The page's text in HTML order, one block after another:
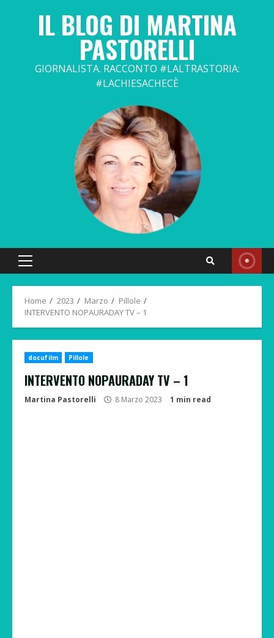
IL BLOG DI MARTINA
PASTORELLI
GIORNALISTA. RACCONTO #LALTRASTORIA:
#LACHIESACHECÈ
Primary
Home 2023 Marzo
Pillole
INTERVENTO NOPAURADAY TV – 1
docufilm Pillole
INTERVENTO NOPAURADAY TV – 1
Martina Pastorelli 8 Marzo 2023 1 min read